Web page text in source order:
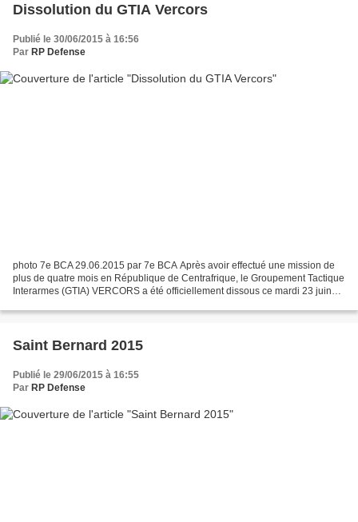
Dissolution du GTIA Vercors
Publié le 30/06/2015 à 16:56
Par RP Defense
photo 7e BCA 29.06.2015 par 7e BCA Après avoir effectué une mission de
plus de quatre mois en République de Centrafrique, le Groupement Tactique
Interarmes (GTIA) VERCORS a été officiellement dissous ce mardi 23 juin
Saint Bernard 2015
Publié le 29/06/2015 à 16:55
Par RP Defense